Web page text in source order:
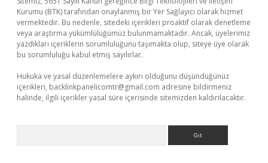
Kurumu (BTK) tarafından onaylanmış bir Yer Sağlayıcı olarak hizmet
vermektedir. Bu nedenle, sitedeki içerikleri proaktif olarak denetleme
veya araştırma yükümlülüğümüz bulunmamaktadır. Ancak, üyelerimiz
yazdıkları içeriklerin sorumluluğunu taşımakta olup, siteye üye olarak
bu sorumluluğu kabul etmiş sayılırlar.
Hukuka ve yasal düzenlemelere aykırı olduğunu düşündüğünüz
içerikleri, backlinkpanelicomtr@gmail.com adresine bildirmeniz
halinde, ilgili içerikler yasal süre içerisinde sitemizden kaldırılacaktır.